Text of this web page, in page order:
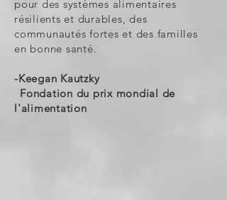
pour des systèmes alimentaires
résilients et durables, des
communautés fortes et des familles
en bonne santé.
-Keegan Kautzky
Fondation du prix mondial de
l'alimentation